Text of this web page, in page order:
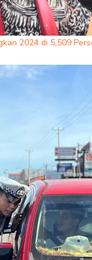
2024 di 5,509